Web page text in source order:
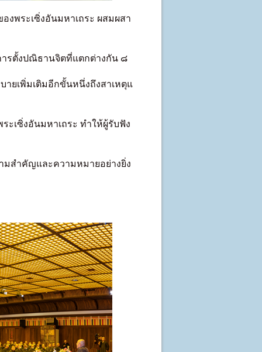
งพระเซิ่งอันมหาเถระ ผสมผสา
รตั้งปณิธานจิตที่แตกต่างกัน ๘
ายเพิ่มเติมอีกขั้นหนึ่งถึงสาเหตุแ
ะเซิ่งอันมหาเถระ ทำให้ผู้รับฟัง
มสำคัญและความหมายอย่างยิ่ง